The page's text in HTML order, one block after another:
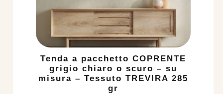
Tenda a pacchetto COPRENTE
grigio chiaro o scuro – su
misura – Tessuto TREVIRA 285
gr